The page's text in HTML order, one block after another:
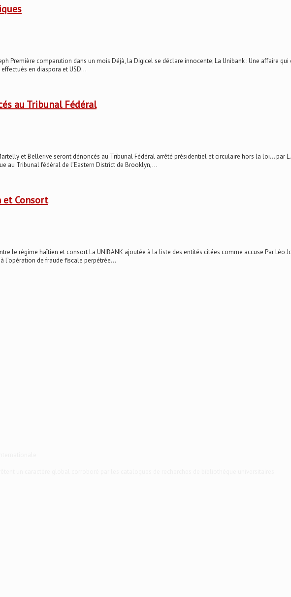
Première comparution dans un mois Déjà, la Digicel se déclare innocente; La Unibank : Une affaire
en diaspora et USD...
au Tribunal Fédéral
Martelly et Bellerive seront dénoncés au Tribunal Fédéral arrêté présidentiel et circulaire hors la loi... par
au Tribunal fédéral de l’Eastern District de Brooklyn,...
et Consort
le régime haïtien et consort La UNIBANK ajoutée à la liste des entités citées comme accuse Par Léo
l’opération de fraude fiscale perpétrée...